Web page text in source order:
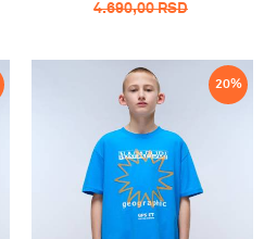
4.690,00RSD
20%